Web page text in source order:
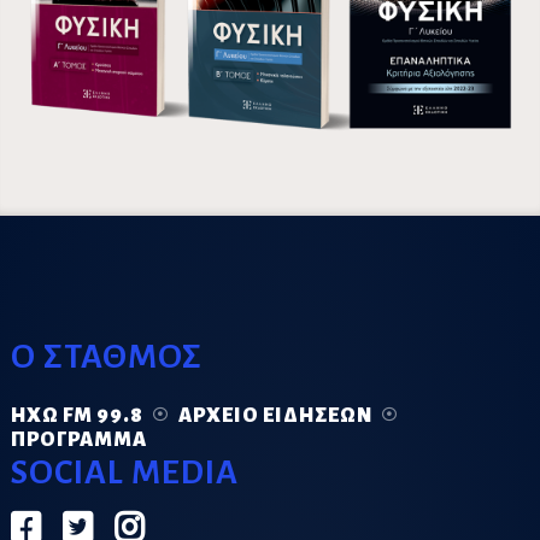
Ο ΣΤΑΘΜΟΣ
ΗΧΏ FM 99.8
ΑΡΧΕΊΟ ΕΙΔΉΣΕΩΝ
ΠΡΌΓΡΑΜΜΑ
SOCIAL MEDIA